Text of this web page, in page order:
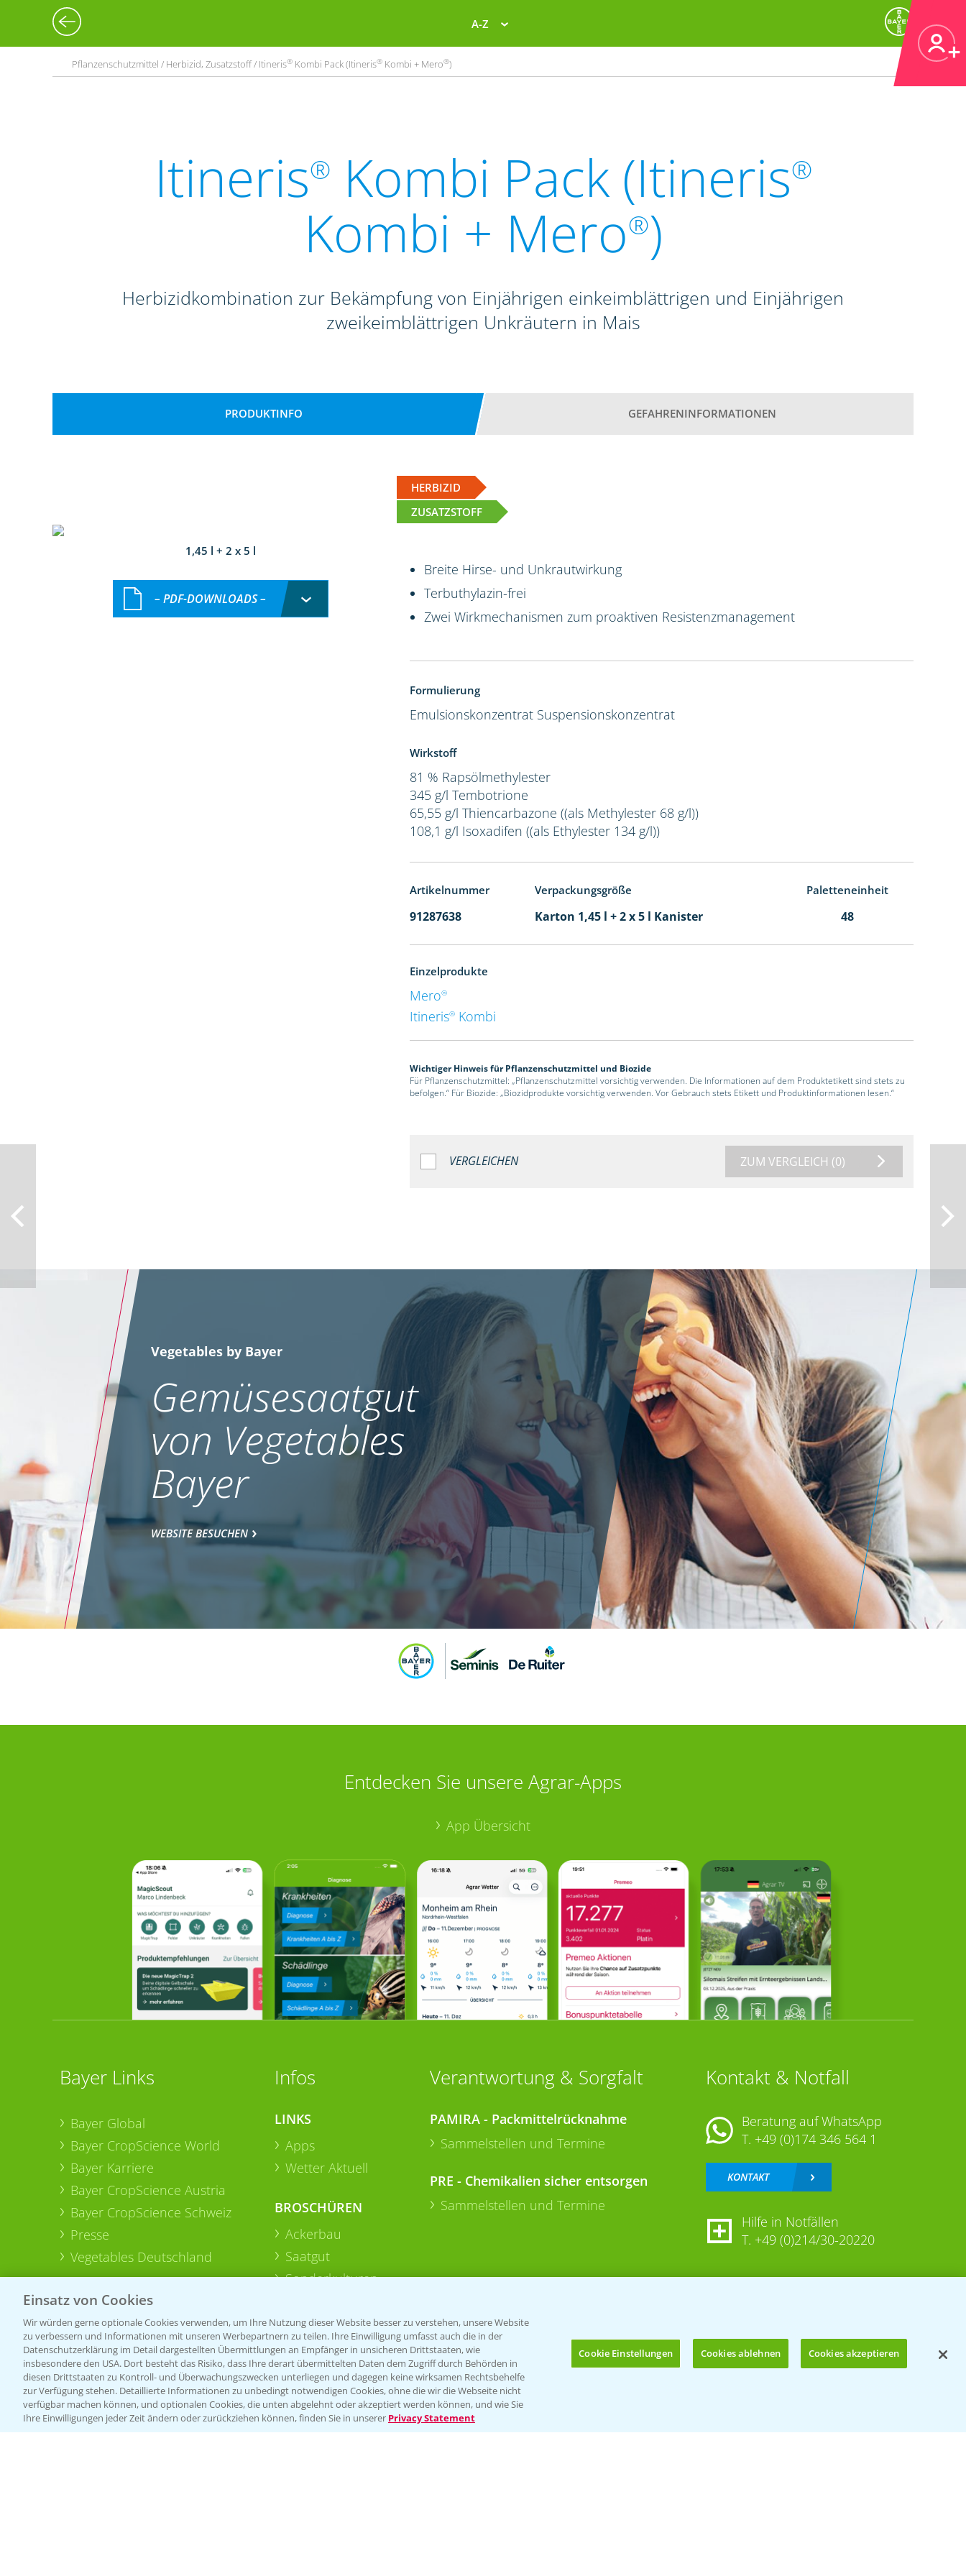
A-Z
Pflanzenschutzmittel / Herbizid, Zusatzstoff / Itineris® Kombi Pack (Itineris® Kombi + Mero®)
Itineris® Kombi Pack (Itineris®
Kombi + Mero®)
Herbizidkombination zur Bekämpfung von Einjährigen einkeimblättrigen und Einjährigen
zweikeimblättrigen Unkräutern in Mais
PRODUKTINFO GEFAHRENINFORMATIONEN
HERBIZID
ZUSATZSTOFF
1,45 l + 2 x 5 l
– PDF-DOWNLOADS –
Breite Hirse- und Unkrautwirkung
Terbuthylazin-frei
Zwei Wirkmechanismen zum proaktiven Resistenzmanagement
Formulierung
Emulsionskonzentrat Suspensionskonzentrat
Wirkstoff
81 % Rapsölmethylester
345 g/l Tembotrione
65,55 g/l Thiencarbazone ((als Methylester 68 g/l))
108,1 g/l Isoxadifen ((als Ethylester 134 g/l))
Artikelnummer Verpackungsgröße Paletteneinheit
91287638 Karton 1,45 l + 2 x 5 l Kanister 48
Einzelprodukte
Mero®
Itineris® Kombi
Wichtiger Hinweis für Pflanzenschutzmittel und Biozide
Für Pflanzenschutzmittel: „Pflanzenschutzmittel vorsichtig verwenden. Die Informationen auf dem Produktetikett sind stets zu
befolgen.“ Für Biozide: „Biozidprodukte vorsichtig verwenden. Vor Gebrauch stets Etikett und Produktinformationen lesen.“
VERGLEICHEN ZUM VERGLEICH (0)
Bis zu 4 Produkte vergleichen:
Vegetables by Bayer
Gemüsesaatgut
von Vegetables
Bayer
WEBSITE BESUCHEN
Entdecken Sie unsere Agrar-Apps
App Übersicht
Bayer Links
Bayer Global
Bayer CropScience World
Bayer Karriere
Bayer CropScience Austria
Bayer CropScience Schweiz
Presse
Vegetables Deutschland
Infos
LINKS
Apps
Wetter Aktuell
BROSCHÜREN
Ackerbau
Saatgut
Sonderkulturen
Verantwortung & Sorgfalt
PAMIRA - Packmittelrücknahme
Sammelstellen und Termine
PRE - Chemikalien sicher entsorgen
Sammelstellen und Termine
Kontakt & Notfall
Beratung auf WhatsApp
T. +49 (0)174 346 564 1
KONTAKT
Hilfe in Notfällen
T. +49 (0)214/30-20220
Folgen Sie uns
Einsatz von Cookies
Wir würden gerne optionale Cookies verwenden, um Ihre Nutzung dieser Website besser zu verstehen, unsere Website
zu verbessern und Informationen mit unseren Werbepartnern zu teilen. Ihre Einwilligung umfasst auch die in der
Datenschutzerklärung im Detail dargestellten Übermittlungen an Empfänger in unsicheren Drittstaaten, wie
insbesondere den USA. Dort besteht das Risiko, dass Ihre derart übermittelten Daten dem Zugriff durch Behörden in
diesen Drittstaaten zu Kontroll- und Überwachungszwecken unterliegen und dagegen keine wirksamen Rechtsbehelfe
zur Verfügung stehen. Detaillierte Informationen zu unbedingt notwendigen Cookies, ohne die wir die Webseite nicht
verfügbar machen können, und optionalen Cookies, die unten abgelehnt oder akzeptiert werden können, und wie Sie
Ihre Einwilligungen jeder Zeit ändern oder zurückziehen können, finden Sie in unserer Privacy Statement
Cookie Einstellungen Cookies ablehnen Cookies akzeptieren